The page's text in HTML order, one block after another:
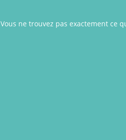
Vous ne trouvez pas exactement ce